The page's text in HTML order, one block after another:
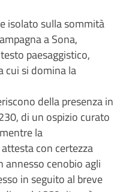
isolato sulla sommità
a Sona,
paesaggistico,
cui si domina la
della presenza in
di un ospizio curato
la
con certezza
annesso cenobio agli
in seguito al breve